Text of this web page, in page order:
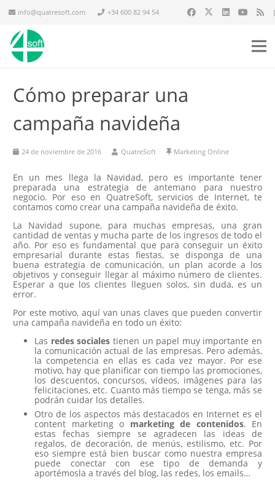
info@quatresoft.com +34 600 82 94 54
Cómo preparar una
campaña navideña
24 de noviembre de 2016 QuatreSoft Marketing Online
En un mes llega la Navidad, pero es importante tener
preparada una estrategia de antemano para nuestro
negocio. Por eso en QuatreSoft, servicios de Internet, te
contamos como crear una campaña navideña de éxito.
La Navidad supone, para muchas empresas, una gran
cantidad de ventas y mucha parte de los ingresos de todo el
año. Por eso es fundamental que para conseguir un éxito
empresarial durante estas fiestas, se disponga de una
buena estrategia de comunicación, un plan acorde a los
objetivos y conseguir llegar al máximo número de clientes.
Esperar a que los clientes lleguen solos, sin duda, es un
error.
Por este motivo, aquí van unas claves que pueden convertir
una campaña navideña en todo un éxito:
Las redes sociales tienen un papel muy importante en
la comunicación actual de las empresas. Pero además,
la competencia en ellas es cada vez mayor. Por ese
motivo, hay que planificar con tiempo las promociones,
los descuentos, concursos, vídeos, imágenes para las
felicitaciones, etc. Cuanto más tiempo se tenga, más se
podrán cuidar los detalles.
Otro de los aspectos más destacados en Internet es el
content marketing o marketing de contenidos. En
estas fechas siempre se agradecen las ideas de
regalos, de decoración, de menús, estilismo, etc. Por
eso siempre está bien buscar como nuestra empresa
puede conectar con ese tipo de demanda y
aportémosla a través del blog, las redes, los emails…